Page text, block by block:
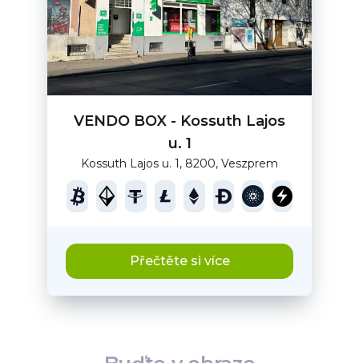
VENDO BOX - Kossuth Lajos
u. 1
Kossuth Lajos u. 1, 8200, Veszprem
Přečtěte si více